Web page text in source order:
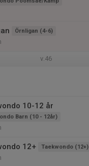
Örnligan (4-6)
v.46
10-12 år
Barn (10 - 12år)
12+ Taekwondo (12+)